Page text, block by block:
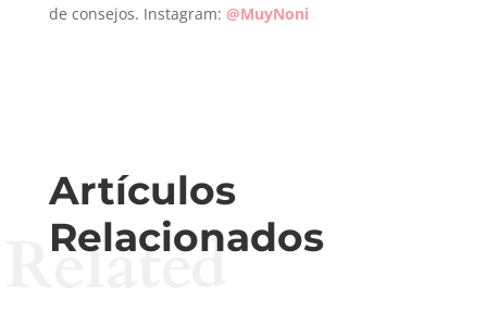
de consejos. Instagram: @MuyNoni
Artículos
Relacionados
Related